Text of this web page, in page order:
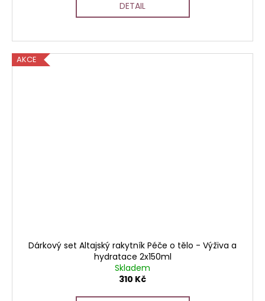
DETAIL
AKCE
Dárkový set Altajský rakytník Péče o tělo - Výživa a
hydratace 2x150ml
Skladem
310 Kč